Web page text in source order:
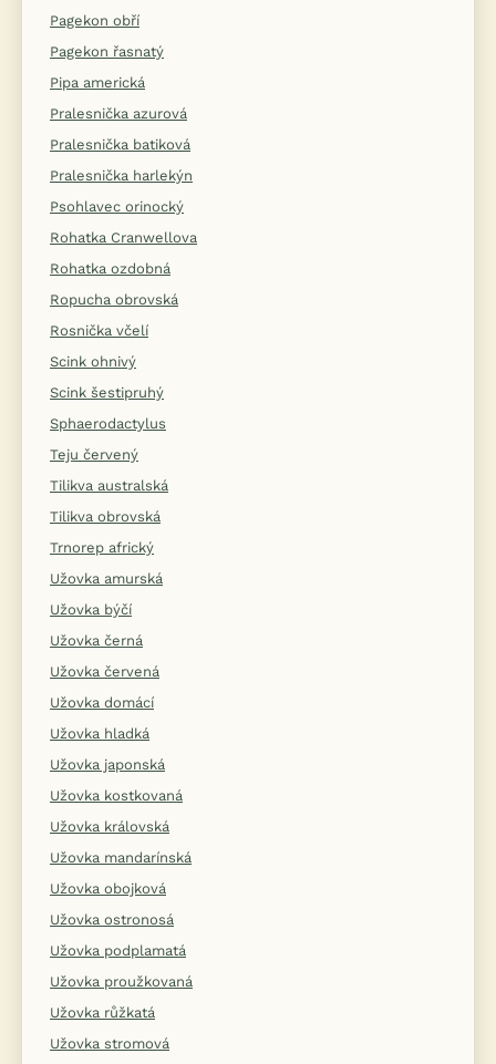
Pagekon obří
Pagekon řasnatý
Pipa americká
Pralesnička azurová
Pralesnička batiková
Pralesnička harlekýn
Psohlavec orinocký
Rohatka Cranwellova
Rohatka ozdobná
Ropucha obrovská
Rosnička včelí
Scink ohnivý
Scink šestipruhý
Sphaerodactylus
Teju červený
Tilikva australská
Tilikva obrovská
Trnorep africký
Užovka amurská
Užovka býčí
Užovka černá
Užovka červená
Užovka domácí
Užovka hladká
Užovka japonská
Užovka kostkovaná
Užovka královská
Užovka mandarínská
Užovka obojková
Užovka ostronosá
Užovka podplamatá
Užovka proužkovaná
Užovka růžkatá
Užovka stromová